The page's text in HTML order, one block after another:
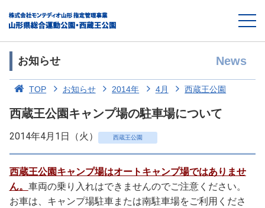
お知らせ News
TOP お知らせ 2014年 4月 西蔵王公園
西蔵王公園キャンプ場の駐車場について
2014年4月1日（火） 西蔵王公園
西蔵王公園キャンプ場はオートキャンプ場ではありませ
ん。 車両の乗り入れはできませんのでご注意ください。
お車は、キャンプ場駐車または南駐車場をご利用くださ